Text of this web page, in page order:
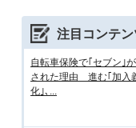
注目コンテン
自転車保険で｢セブン｣
された理由 進む｢加入
化｣､...